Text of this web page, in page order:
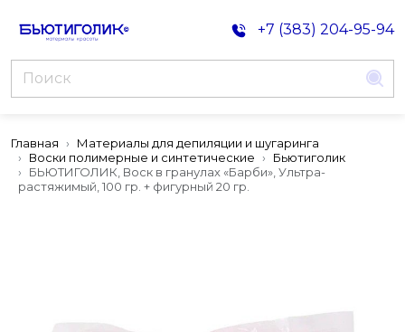
+7 (383) 204-95-94
Главная
Материалы для депиляции и шугаринга
Воски полимерные и синтетические
Бьютиголик
БЬЮТИГОЛИК, Воск в гранулах «Барби», Ультра-
растяжимый, 100 гр. + фигурный 20 гр.